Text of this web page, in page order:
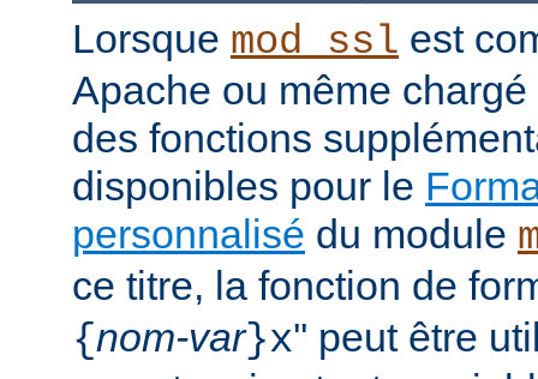
Lorsque mod_ssl est
Apache ou même
des fonctions
disponibles pour le
personnalisé du module
ce titre, la fonction de
{nom-var}x'' peut être